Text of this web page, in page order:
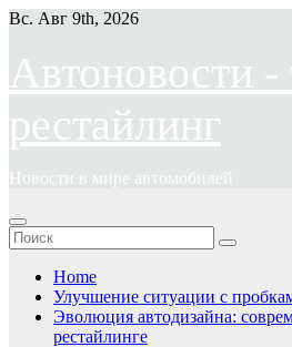
Перейти
содержимому
Вс. Авг 9th, 2026
Автоновости
рестайлинг
Новости в мире автомобилей
Home
Улучшение ситуации с
Эволюция автодизайна:
рестайлинге